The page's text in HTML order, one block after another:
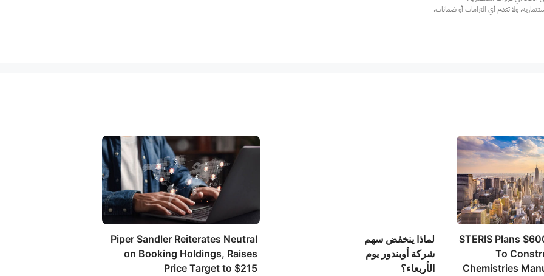
ولا تقدم أي التزامات أو ضمانات.
STERIS Plans
To
Chemistries
لماذا ينخفض سهم
شركة أوبندور يوم
الأربعاء؟
Piper Sandler Reiterates Neutral
on Booking Holdings, Raises
Price Target to $215